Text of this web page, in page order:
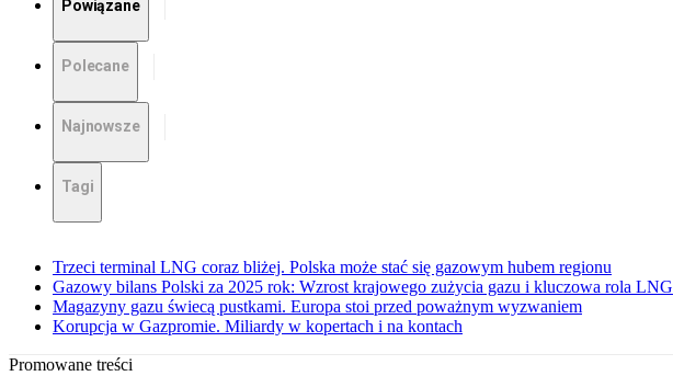
Powiązane
Polecane
Najnowsze
Tagi
Trzeci terminal LNG coraz bliżej. Polska może stać się gazowym hubem regionu
Gazowy bilans Polski za 2025 rok: Wzrost krajowego zużycia gazu i kluczowa rola LNG
Magazyny gazu świecą pustkami. Europa stoi przed poważnym wyzwaniem
Korupcja w Gazpromie. Miliardy w kopertach i na kontach
Promowane treści